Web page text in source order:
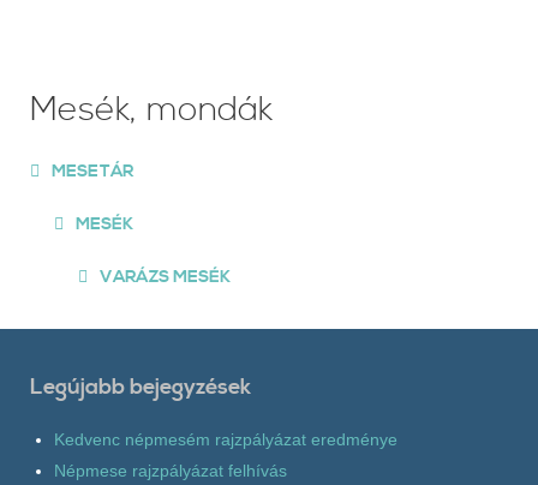
Mesék, mondák
MESETÁR
MESÉK
VARÁZS MESÉK
Legújabb bejegyzések
Kedvenc népmesém rajzpályázat eredménye
Népmese rajzpályázat felhívás